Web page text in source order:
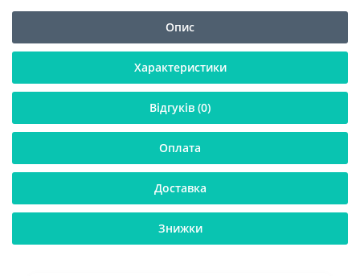
Опис
Характеристики
Відгуків (0)
Оплата
Доставка
Знижки